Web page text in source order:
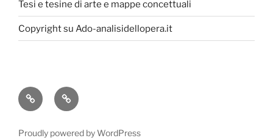
Tesi e tesine di arte e mappe concettuali
Copyright su Ado-analisidellopera.it
Privacy
Policy
Cookie
Poicy
Proudly powered by WordPress